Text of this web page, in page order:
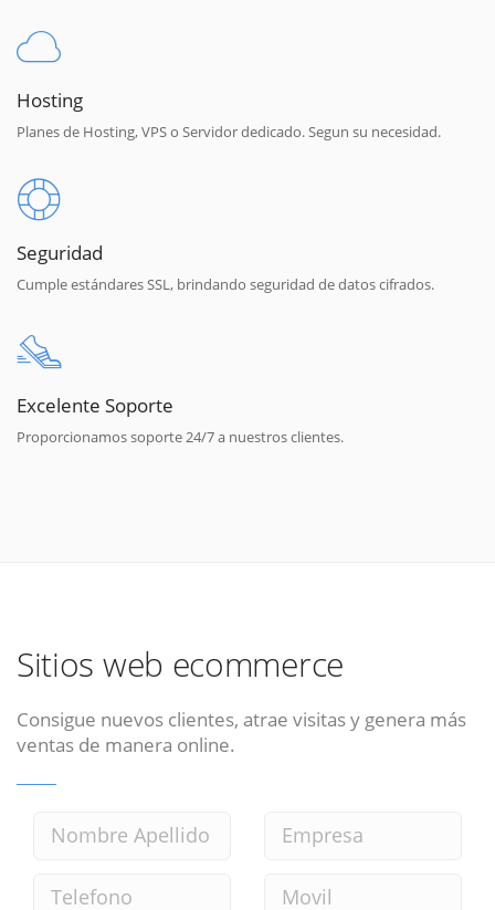
Hosting
Planes de Hosting, VPS o Servidor dedicado. Segun su necesidad.
Seguridad
Cumple estándares SSL, brindando seguridad de datos cifrados.
Excelente Soporte
Proporcionamos soporte 24/7 a nuestros clientes.
Sitios web ecommerce
Consigue nuevos clientes, atrae visitas y genera más
ventas de manera online.